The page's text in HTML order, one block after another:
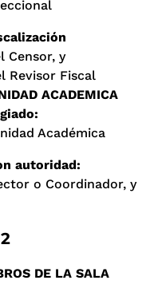
Censor, y
Revisor Fiscal
ACADEMICA
Académica
autoridad:
o Coordinador, y
DE LA SALA